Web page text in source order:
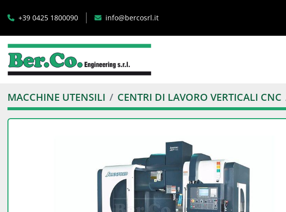
+39 0425 1800090 info@bercosrl.it
MACCHINE UTENSILI CENTRI DI LAVORO VERTICALI CNC